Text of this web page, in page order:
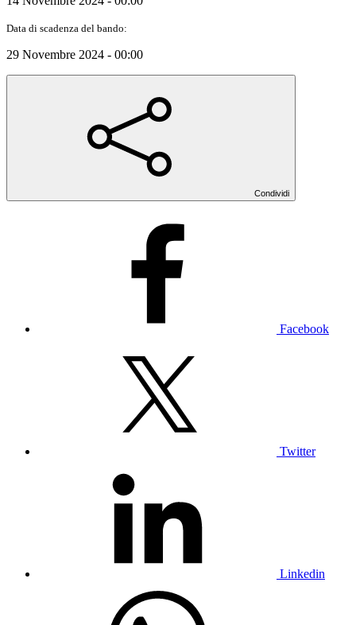
Data di scadenza del bando:
29 Novembre 2024 - 00:00
Condividi
Facebook
Twitter
Linkedin